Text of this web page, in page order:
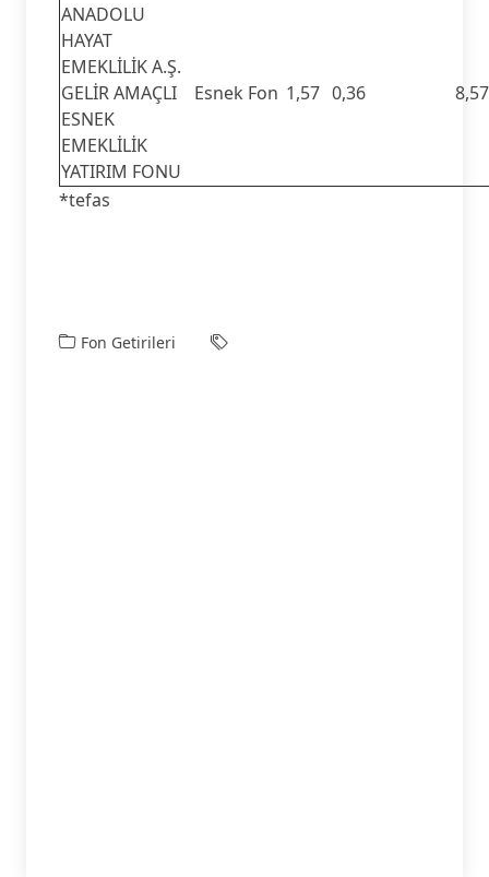
ANADOLU
HAYAT
EMEKLİLİK A.Ş.
GELİR AMAÇLI
ESNEK
EMEKLİLİK
YATIRIM FONU
Esnek Fon 1,57 0,36 8,57
*tefas
Fon Getirileri